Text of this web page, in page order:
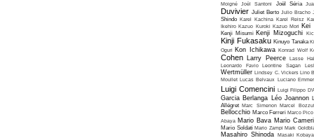
Moigné Joël Santoni Joël Séria
Duvivier Juliet Berto Julio Bracho
Shindo Karel Kachina Karel Reisz
Ikehiro Kazuo Kuroki Kazuo Mori Kei
Kenji Misumi Kenji Mizoguchi
Kinji Fukasaku Kinuyo Tanaka
Oguri Kon Ichikawa Konrad Wolf
Cohen Larry Peerce
Lasse
Leonardo Favio
Leontine Sagan
Wertmüller Lindsey C. Vickers Lino
Moullet Lucas Belvaux Luciano Emmer
Luigi Comencini Luigi Filippo
Garcia Berlanga Léo Joannon
Allégret Marc Simenon Marcel
Bellocchio Marco Ferreri Marco Pico
Abaya Mario Bava Mario
Mario Soldati Mario Zampi Mark
Masahiro Shinoda Masaki